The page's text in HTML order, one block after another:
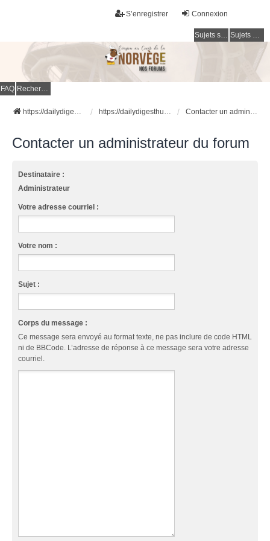
Connexion
S’enregistrer
Sujets sans réponse Sujets actifs
FAQ Rechercher
https://dailydigesthub.com https://dailydigesthub.com Contacter un administrateur du forum
Contacter un administrateur du forum
Destinataire :
Administrateur
Votre adresse courriel :
Votre nom :
Sujet :
Corps du message :
Ce message sera envoyé au format texte, ne pas inclure de code HTML
ni de BBCode. L’adresse de réponse à ce message sera votre adresse
courriel.